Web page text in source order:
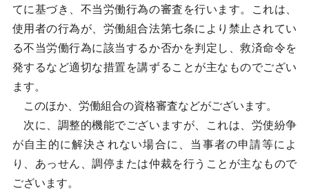
てに基づき、不当労働行為の審査を行います。これは、
使用者の行為が、労働組合法第七条により禁止されてい
る不当労働行為に該当するか否かを判定し、救済命令を
発するなど適切な措置を講ずることが主なものでござい
ます。
このほか、労働組合の資格審査などがございます。
次に、調整的機能でございますが、これは、労使紛争
が自主的に解決されない場合に、当事者の申請等によ
り、あっせん、調停または仲裁を行うことが主なもので
ございます。